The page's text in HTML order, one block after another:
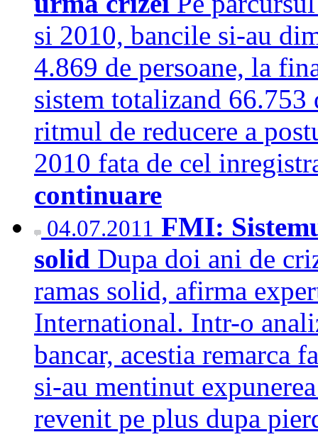
si 2010, bancile si-au
4.869 de persoane, la
sistem totalizand
ritmul de reducere a
2010 fata de cel
continuare
04.07.2011 FMI:
solid Dupa doi ani de
ramas solid, afirma
International. Intr-o
bancar, acestia remarca
si-au mentinut
revenit pe plus dupa